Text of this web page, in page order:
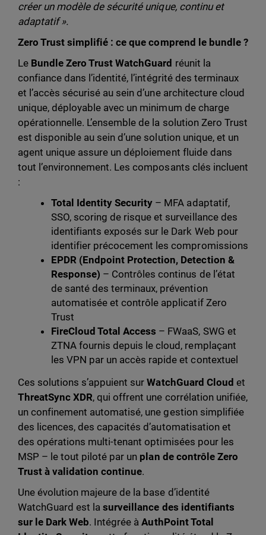
créer un modèle de sécurité unique, continu et
adaptatif ».
Zero Trust simplifié : ce que comprend le bundle ?
Le Bundle Zero Trust WatchGuard réunit la
confiance dans l’identité, l’intégrité des terminaux
et l’accès sécurisé au sein d’une architecture cloud
unique, déployable avec un minimum de charge
opérationnelle. L’ensemble de la solution Zero Trust
est disponible au sein d’une solution unique, et un
agent unique assure un déploiement fluide dans
tout l’environnement. Les composants clés incluent
:
Total Identity Security – MFA adaptatif,
SSO, scoring de risque et surveillance des
identifiants exposés sur le Dark Web pour
identifier précocement les compromissions
EPDR (Endpoint Protection, Detection &
Response) – Contrôles continus de l’état
de santé des terminaux, prévention
automatisée et contrôle applicatif Zero
Trust
FireCloud Total Access – FWaaS, SWG et
ZTNA fournis depuis le cloud, remplaçant
les VPN par un accès rapide et contextuel
Ces solutions s’appuient surWatchGuard Cloud et
ThreatSync XDR, qui offrent une corrélation unifiée,
un confinement automatisé, une gestion simplifiée
des licences, des capacités d’automatisation et
des opérations multi-tenant optimisées pour les
MSP – le tout piloté par un plan de contrôle Zero
Trust à validation continue.
Une évolution majeure de la base d’identité
WatchGuard est lasurveillance des identifiants
sur le Dark Web. Intégrée àAuthPoint Total